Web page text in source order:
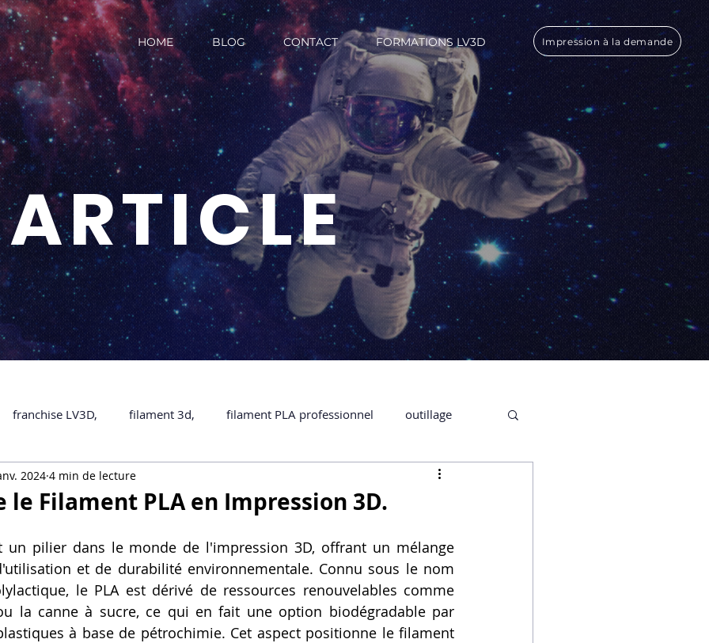
HOME BLOG CONTACT FORMATIONS LV3D Impression à la demande
ARTICLE
franchise LV3D, filament 3d, filament PLA professionnel outillage
Accessoires imprimante 3D professionelle
Formation impression 3D SCANNER 3D impression 3D
piece en 3D Formation 3D en ligne. Formation 3D CPF CREALITY,
le Filament PLA en Impression 3D.
2024 4 min de lecture
pilier dans le monde de l'impression 3D, offrant un mélange
et de durabilité environnementale. Connu sous le nom
le PLA est dérivé de ressources renouvelables comme
la canne à sucre, ce qui en fait une option biodégradable par
à base de pétrochimie. Cet aspect positionne le filament